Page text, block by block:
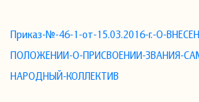
Приказ-№-46-1-от-15.03.2016-г.-О-
ПОЛОЖЕНИИ-О-ПРИСВОЕНИИ-ЗВАНИЯ-
НАРОДНЫЙ-КОЛЛЕКТИВ